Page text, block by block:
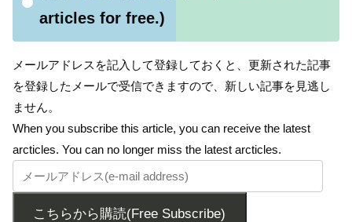
articles for free.)
メールアドレスを記入して登録しておくと、更新された記事
を登録したメールで受信できますので、新しい記事を見逃し
ません。
When you subscribe this article, you can receive the latest
arcticles. You can no longer miss the latest arcticles.
こちらから購読(Free Subscribe)